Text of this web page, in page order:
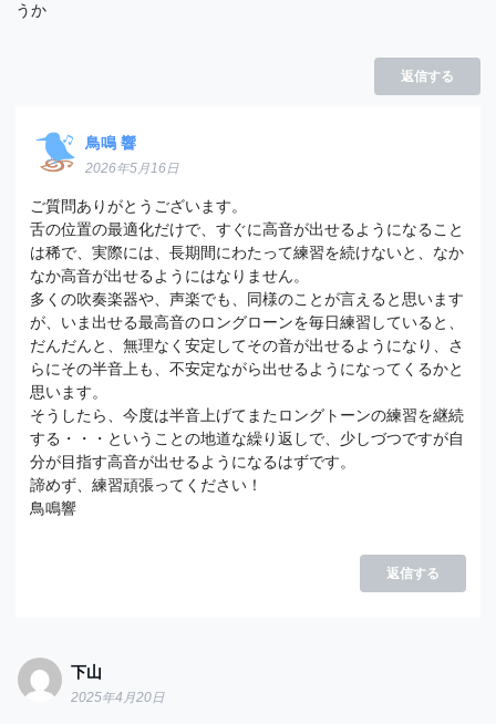
うか
返信する
鳥鳴 響
2026年5月16日
ご質問ありがとうございます。
舌の位置の最適化だけで、すぐに高音が出せるようになること
は稀で、実際には、長期間にわたって練習を続けないと、なか
なか高音が出せるようにはなりません。
多くの吹奏楽器や、声楽でも、同様のことが言えると思います
が、いま出せる最高音のロングローンを毎日練習していると、
だんだんと、無理なく安定してその音が出せるようになり、さ
らにその半音上も、不安定ながら出せるようになってくるかと
思います。
そうしたら、今度は半音上げてまたロングトーンの練習を継続
する・・・ということの地道な繰り返しで、少しづつですが自
分が目指す高音が出せるようになるはずです。
諦めず、練習頑張ってください！
鳥鳴響
返信する
下山
2025年4月20日